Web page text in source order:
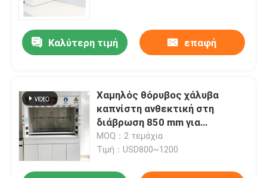
Καλύτερη τιμή επαφή
Χαμηλός θόρυβος χάλυβα
καπνίστη ανθεκτική στη
διάβρωση 850 mm για
εργαστηριακή έρευνα
MOQ：2 τεμάχια
Τιμή：USD800~1200